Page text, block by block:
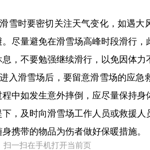
雪时要密切关注天气变化，如遇大
尽量避免在滑雪场高峰时段滑行，
，不要勉强继续滑行，以免因体力
入滑雪场后，要留意滑雪场的应急
中如发生意外摔倒，应尽量保持
，及时向滑雪场工作人员或救援
携带的物品为伤者做好保暖措施。
扫一扫在手机打开当前页